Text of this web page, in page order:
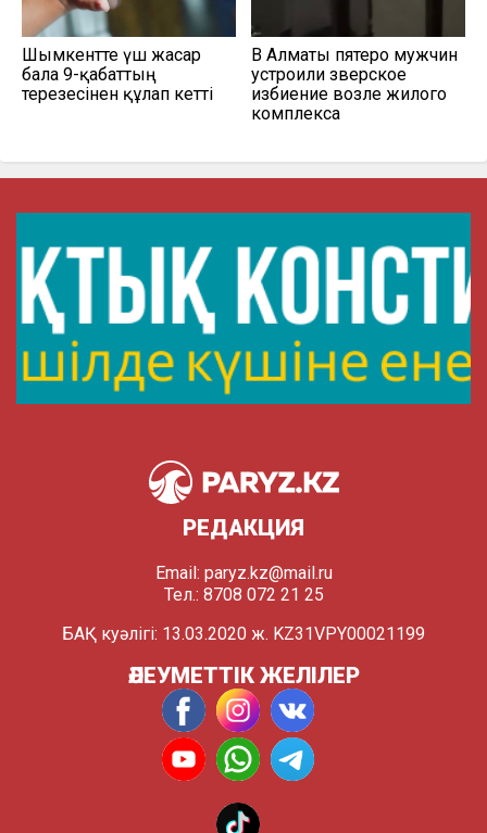
Шымкентте үш жасар
бала 9-қабаттың
терезесінен құлап кетті
В Алматы пятеро мужчин
устроили зверское
избиение возле жилого
комплекса
РЕДАКЦИЯ
Email: paryz.kz@mail.ru
Тел.: 8708 072 21 25
БАҚ куәлігі: 13.03.2020 ж. KZ31VPY00021199
ӘЛЕУМЕТТІК ЖЕЛІЛЕР